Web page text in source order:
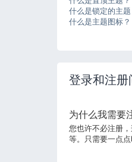
什么是锁定的主题
什么是主题图标？
登录和注册
为什么我需要
您也许不必注册
等。只需要一点